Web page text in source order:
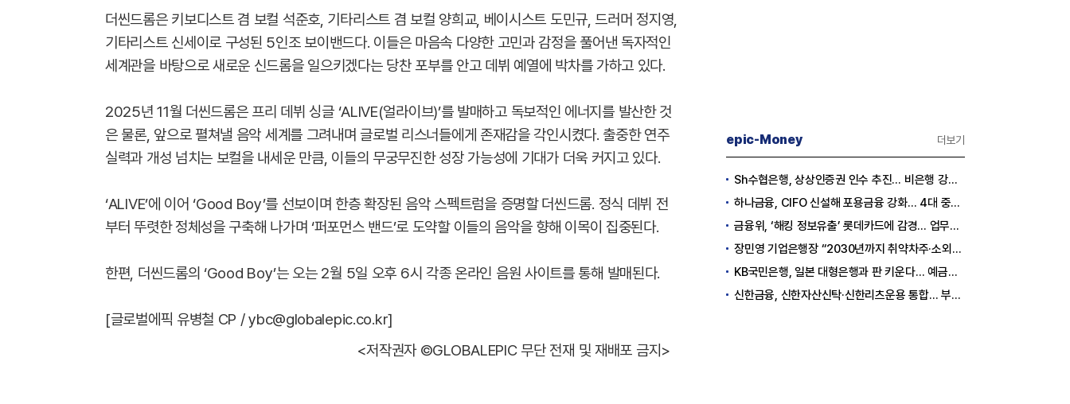
더씬드롬은 키보디스트 겸 보컬 석준호, 기타리스트 겸 보컬 양희교, 베이시스트 도민규, 드러머 정지영,
기타리스트 신세이로 구성된 5인조 보이밴드다. 이들은 마음속 다양한 고민과 감정을 풀어낸 독자적인
세계관을 바탕으로 새로운 신드롬을 일으키겠다는 당찬 포부를 안고 데뷔 예열에 박차를 가하고 있다.
2025년 11월 더씬드롬은 프리 데뷔 싱글 ‘ALIVE(얼라이브)’를 발매하고 독보적인 에너지를 발산한 것
은 물론, 앞으로 펼쳐낼 음악 세계를 그려내며 글로벌 리스너들에게 존재감을 각인시켰다. 출중한 연주
실력과 개성 넘치는 보컬을 내세운 만큼, 이들의 무궁무진한 성장 가능성에 기대가 더욱 커지고 있다.
‘ALIVE’에 이어 ‘Good Boy’를 선보이며 한층 확장된 음악 스펙트럼을 증명할 더씬드롬. 정식 데뷔 전
부터 뚜렷한 정체성을 구축해 나가며 ‘퍼포먼스 밴드’로 도약할 이들의 음악을 향해 이목이 집중된다.
한편, 더씬드롬의 ‘Good Boy’는 오는 2월 5일 오후 6시 각종 온라인 음원 사이트를 통해 발매된다.
[글로벌에픽 유병철 CP / ybc@globalepic.co.kr]
<저작권자 ©GLOBALEPIC 무단 전재 및 재배포 금지>
epic-Money 더보기
Sh수협은행, 상상인증권 인수 추진… 비은행 강화 ‘금융그룹’ 도약 발판
하나금융, CIFO 신설해 포용금융 강화… 4대 중심축 중심 상반기 목표 60% 달성
금융위, ‘해킹 정보유출’ 롯데카드에 감경... 업무정지 1.5개월
장민영 기업은행장 “2030년까지 취약차주·소외계층에 30조원 지원”
KB국민은행, 일본 대형은행과 판 키운다… 예금토큰으로 국가 간 결제 성공
신한금융, 신한자산신탁·신한리츠운용 통합… 부동산 금융 경쟁력 강화